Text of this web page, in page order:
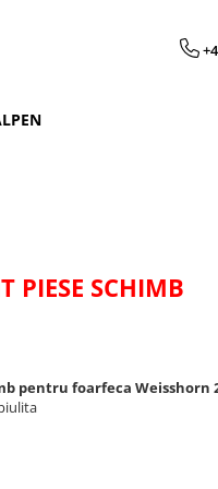
PIESE SCHIMB
pentru foarfeca Weisshorn